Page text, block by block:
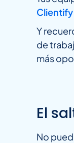
Y
de
más
El
No